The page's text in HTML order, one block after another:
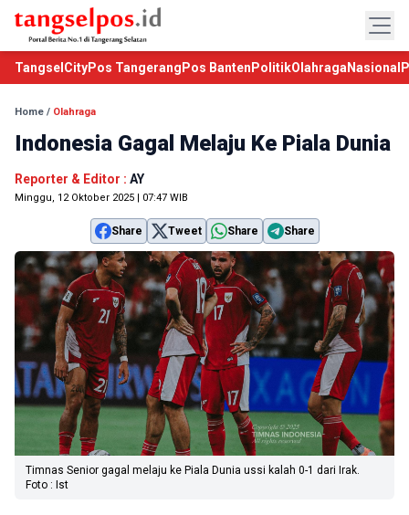
TangselCityPos Tangerang Pos Banten PolitikOlahraga Nasional
Home / Olahraga
Indonesia Gagal Melaju Ke Piala Dunia
Reporter & Editor : AY
Minggu, 12 Oktober 2025 | 07:47 WIB
Share Tweet Share Share
Timnas Senior gagal melaju ke Piala Dunia ussi kalah 0-1 dari Irak.
Foto : Ist